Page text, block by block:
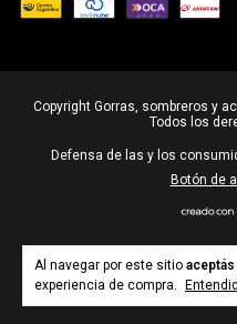
Al navegar por este sitio
experiencia de compra.
Copyright Gorras, sombreros y
Todos los
Defensa de las y los
Botón de